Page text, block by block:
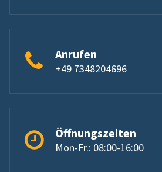
Anrufen
+49 7348204696
Öffnungszeiten
Mon-Fr.: 08:00-16:00